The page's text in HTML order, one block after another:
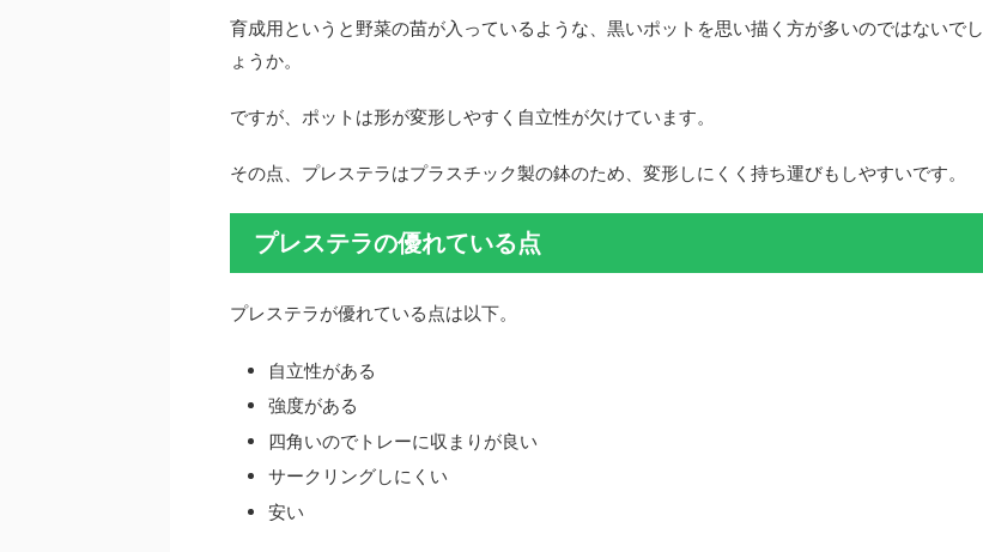
育成用というと野菜の苗が入っているような、黒いポットを思い描く方が多いのではないでし
ょうか。
ですが、ポットは形が変形しやすく自立性が欠けています。
その点、プレステラはプラスチック製の鉢のため、変形しにくく持ち運びもしやすいです。
プレステラの優れている点
プレステラが優れている点は以下。
自立性がある
強度がある
四角いのでトレーに収まりが良い
サークリングしにくい
安い